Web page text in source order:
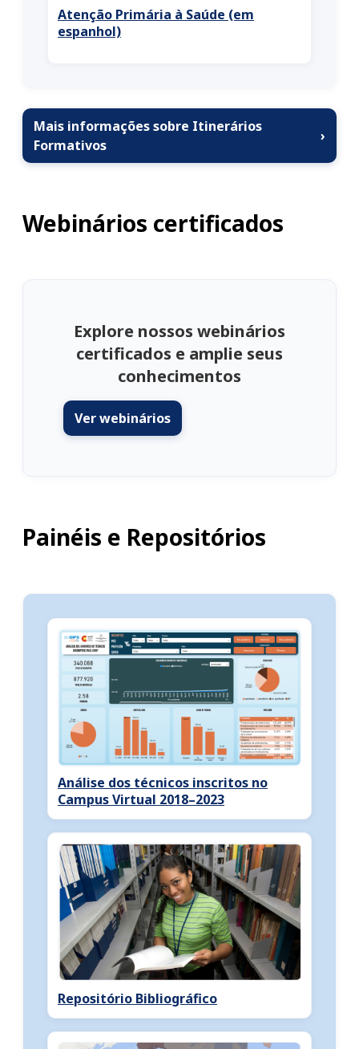
Atenção Primária à Saúde (em
espanhol)
Mais informações sobre Itinerários
Formativos
›
Webinários certificados
Explore nossos webinários
certificados e amplie seus
conhecimentos
Ver webinários
Painéis e Repositórios
Análise dos técnicos inscritos no
Campus Virtual 2018–2023
Repositório Bibliográfico